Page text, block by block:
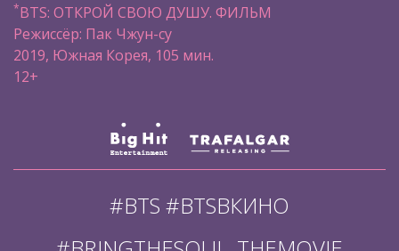
*BTS: ОТКРОЙ СВОЮ ДУШУ. ФИЛЬМ
Режиссёр: Пак Чжун-су
2019, Южная Корея, 105 мин.
12+
#BTS #BTSВКИНО